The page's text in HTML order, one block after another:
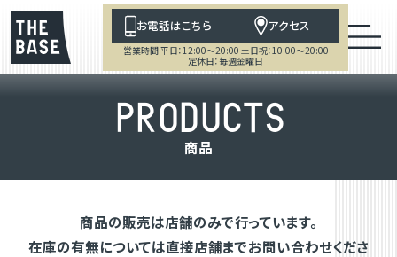
お電話はこちら アクセス
営業時間 平日：12:00～20:00 土日祝：10:00～20:00
定休日：毎週金曜日
PRODUCTS
商品
商品の販売は店舗のみで行っています。
在庫の有無については直接店舗までお問い合わせくださ